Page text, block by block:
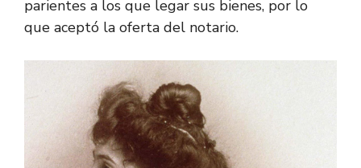
parientes a los que legar sus bienes, por lo
que aceptó la oferta del notario.